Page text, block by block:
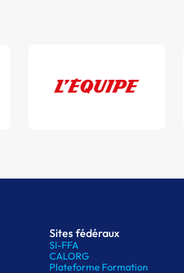
Sites fédéraux
SI-FFA
CALORG
Plateforme Formation